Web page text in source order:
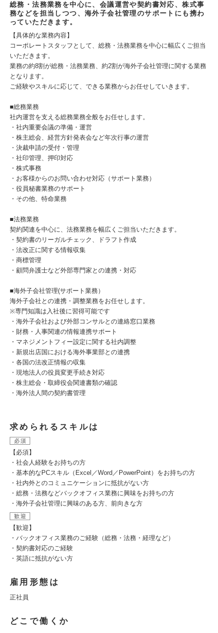
総務・法務業務を中心に、会議運営や契約書対応、株式事
務などを担当しつつ、海外子会社管理のサポートにも携わ
っていただきます。
【具体的な業務内容】
コーポレートスタッフとして、総務・法務業務を中心に幅広くご担当
いただきます。
業務の約8割が総務・法務業務、約2割が海外子会社管理に関する業務
となります。
ご経験やスキルに応じて、できる業務からお任せしていきます。
■総務業務
社内運営を支える総務業務全般をお任せします。
・社内重要会議の準備・運営
・株主総会、経営方針発表会など年次行事の運営
・決裁申請の受付・管理
・社印管理、押印対応
・株式事務
・お客様からのお問い合わせ対応（サポート業務）
・役員秘書業務のサポート
・その他、特命業務
■法務業務
契約関連を中心に、法務業務を幅広くご担当いただきます。
・契約書のリーガルチェック、ドラフト作成
・法改正に関する情報収集
・商標管理
・顧問弁護士など外部専門家との連携・対応
■海外子会社管理(サポート業務）
海外子会社との連携・調整業務をお任せします。
※専門知識は入社後に習得可能です
・海外子会社および外部コンサルとの連絡窓口業務
・財務・人事関連の情報連携サポート
・マネジメントフィー設定に関する社内調整
・新規出店国における海外事業部との連携
・各国の法改正情報の収集
・現地法人の役員変更手続き対応
・株主総会・取締役会関連書類の確認
・海外法人間の契約書管理
求められるスキルは
必須
【必須】
・社会人経験をお持ちの方
・基本的なPCスキル（Excel／Word／PowerPoint）をお持ちの方
・社内外とのコミュニケーションに抵抗がない方
・総務・法務などバックオフィス業務に興味をお持ちの方
・海外子会社管理に興味のある方、前向きな方
歓迎
【歓迎】
・バックオフィス業務のご経験（総務・法務・経理など）
・契約書対応のご経験
・英語に抵抗がない方
雇用形態は
正社員
どこで働くか